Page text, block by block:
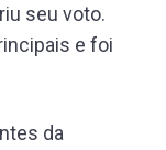
seu voto.
e foi
da